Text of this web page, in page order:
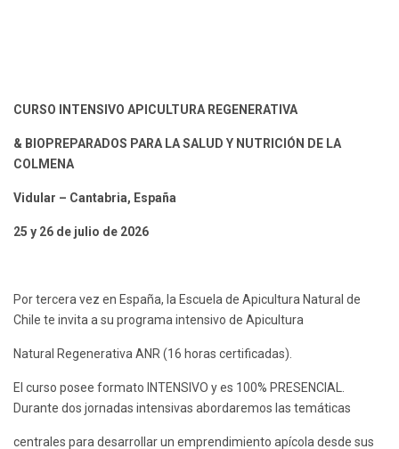
CURSO INTENSIVO APICULTURA REGENERATIVA
& BIOPREPARADOS PARA LA SALUD Y NUTRICIÓN DE LA
COLMENA
Vidular – Cantabria, España
25 y 26 de julio de 2026
Por tercera vez en España, la Escuela de Apicultura Natural de
Chile te invita a su programa intensivo de Apicultura
Natural Regenerativa ANR (16 horas certificadas).
El curso posee formato INTENSIVO y es 100% PRESENCIAL.
Durante dos jornadas intensivas abordaremos las temáticas
centrales para desarrollar un emprendimiento apícola desde sus